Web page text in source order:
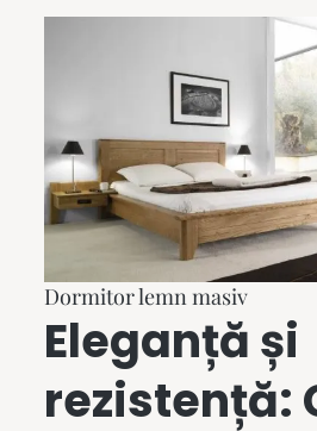
Dormitor lemn masiv
Eleganță și
rezistență: